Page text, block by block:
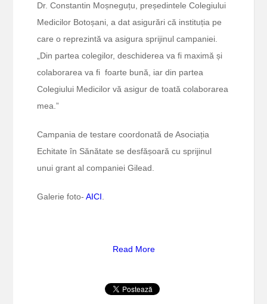
Dr. Constantin Moșneguțu, președintele Colegiului
Medicilor Botoșani, a dat asigurări că instituția pe
care o reprezintă va asigura sprijinul campaniei.
„Din partea colegilor, deschiderea va fi maximă și
colaborarea va fi foarte bună, iar din partea
Colegiului Medicilor vă asigur de toată colaborarea
mea.”
Campania de testare coordonată de Asociația
Echitate în Sănătate se desfășoară cu sprijinul
unui grant al companiei Gilead.
Galerie foto-AICI
Read More